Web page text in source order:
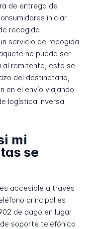
de entrega de
iniciar
recogida
servicio de recogida
no puede ser
al remitente, esto se
del destinatario,
en el envío viajando
logística inversa.
mi
se
accesible a través
principal es
de pago en lugar
soporte telefónico